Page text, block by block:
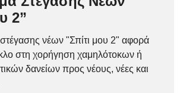
2”
νέων "Σπίτι μου 2" αφορά
στη χορήγηση χαμηλότοκων ή
δανείων προς νέους, νέες και